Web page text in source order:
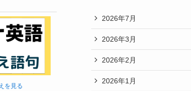
を見る
2026年7月
2026年3月
2026年2月
2026年1月